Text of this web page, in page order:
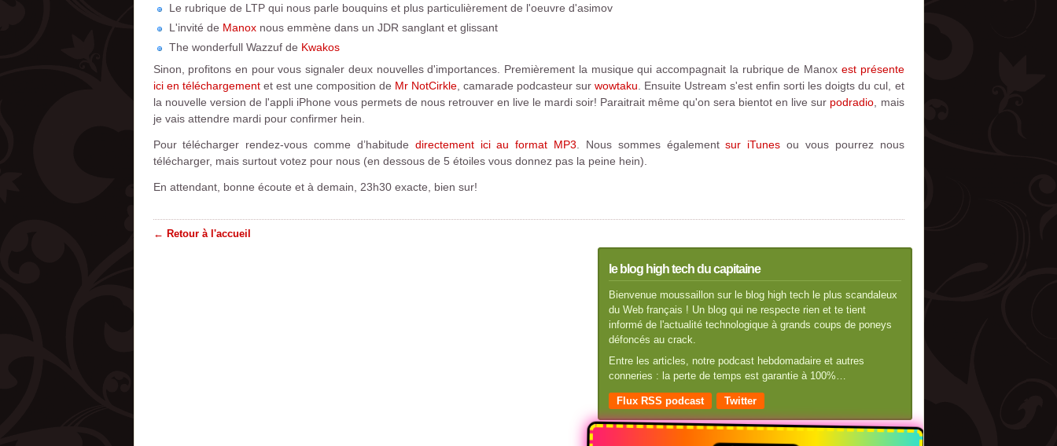
Le rubrique de LTP qui nous parle bouquins et plus particulièrement de l'oeuvre d'asimov
L'invité de Manoxnous emmène dans un JDR sanglant et glissant
The wonderfull Wazzuf de Kwakos
Sinon, profitons en pour vous signaler deux nouvelles d'importances. Premièrement la musique qui accompagnait la rubrique de Manox est présente
ici en téléchargementet est une composition de Mr NotCirkle, camarade podcasteur surwowtaku . Ensuite Ustream s'est enfin sorti les doigts du cul, et
la nouvelle version de l'appli iPhone vous permets de nous retrouver en live le mardi soir! Paraitrait même qu'on sera bientot en live sur podradio , mais
je vais attendre mardi pour confirmer hein.
Pour télécharger rendez-vous comme d’habitude directement ici au format MP3 . Nous sommes égalementsur iTunes ou vous pourrez nous
télécharger, mais surtout votez pour nous (en dessous de 5 étoiles vous donnez pas la peine hein).
En attendant, bonne écoute et à demain, 23h30 exacte, bien sur!
← Retour à l'accueil
le blog high tech du capitaine
Bienvenue moussaillon sur le blog high tech le plus scandaleux
du Web français ! Un blog qui ne respecte rien et te tient
informé de l'actualité technologique à grands coups de poneys
défoncés au crack.
Entre les articles, notre podcast hebdomadaire et autres
conneries : la perte de temps est garantie à 100%…
Flux RSS podcast Twitter